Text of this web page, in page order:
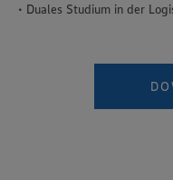
• Duales Studium in der